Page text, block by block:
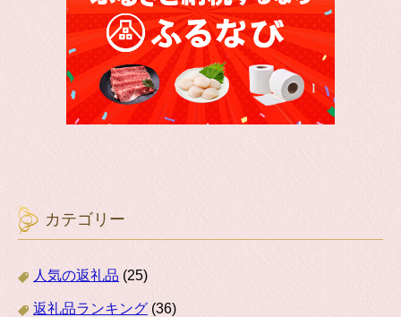
カテゴリー
人気の返礼品 (25)
返礼品ランキング (36)